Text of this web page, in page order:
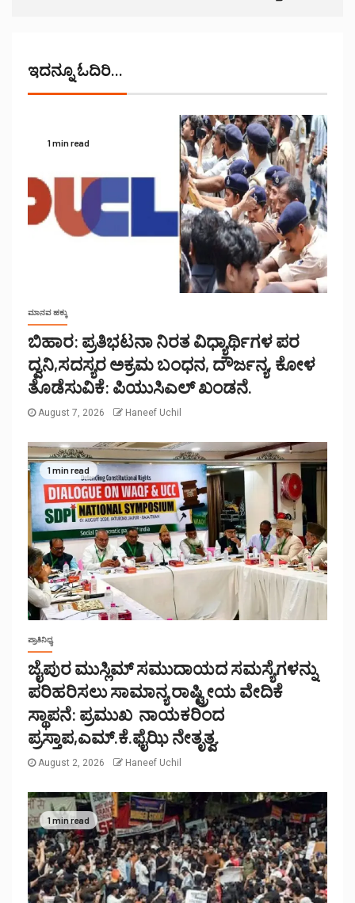
ಇದನ್ನೂ ಓದಿರಿ...
1 min read
ಮಾನವ ಹಕ್ಕು
ಬಿಹಾರ: ಪ್ರತಿಭಟನಾ ನಿರತ ವಿಧ್ಯಾರ್ಥಿಗಳ ಪರ
ದ್ವನಿ,ಸದಸ್ಯರ ಅಕ್ರಮ ಬಂಧನ, ದೌರ್ಜನ್ಯ, ಕೋಳ
ತೊಡೆಸುವಿಕೆ: ಪಿಯುಸಿಎಲ್ ಖಂಡನೆ.
August 7, 2026 Haneef Uchil
1 min read
ಪ್ರಾತಿನಿಧ್ಯ
ಜೈಪುರ ಮುಸ್ಲಿಮ್ ಸಮುದಾಯದ ಸಮಸ್ಯೆಗಳನ್ನು
ಪರಿಹರಿಸಲು ಸಾಮಾನ್ಯ ರಾಷ್ಟ್ರೀಯ ವೇದಿಕೆ
ಸ್ಥಾಪನೆ: ಪ್ರಮುಖ ನಾಯಕರಿಂದ
ಪ್ರಸ್ತಾಪ,ಎಮ್.ಕೆ.ಫೈಝಿ ನೇತೃತ್ವ.
August 2, 2026 Haneef Uchil
1 min read